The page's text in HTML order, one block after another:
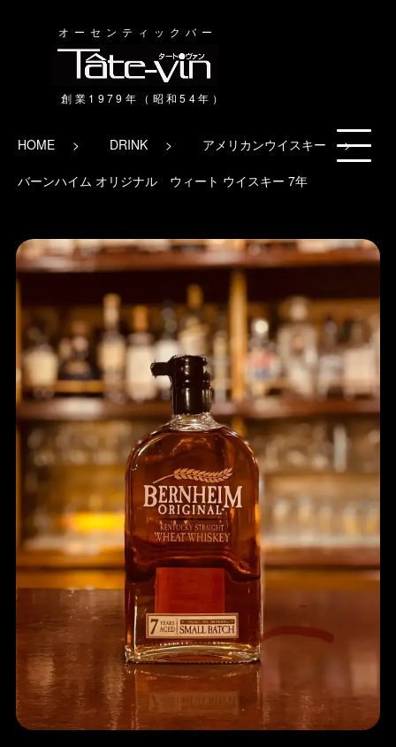
オーセンティックバー
HOME DRINK アメリカンウイスキー
バーンハイム オリジナル ウィート ウイスキー 7年